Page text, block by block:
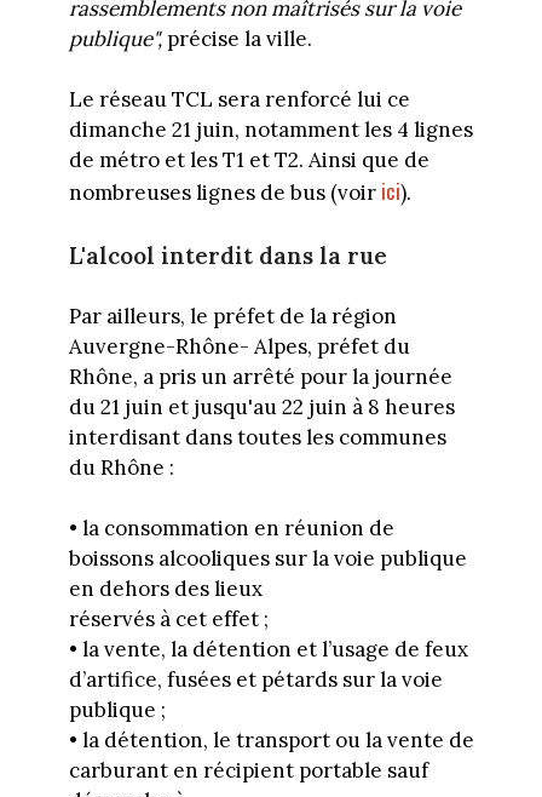
rassemblements non maîtrisés sur la voie
publique",précise la ville.
Le réseau TCL sera renforcé lui ce
dimanche 21 juin, notamment les 4 lignes
de métro et les T1 et T2. Ainsi que de
nombreuses lignes de bus (voir ici).
L'alcool interdit dans la rue
Par ailleurs, le préfet de la région
Auvergne-Rhône- Alpes, préfet du
Rhône, a pris un arrêté pour la journée
du 21 juin et jusqu'au 22 juin à 8 heures
interdisant dans toutes les communes
du Rhône :
• la consommation en réunion de
boissons alcooliques sur la voie publique
en dehors des lieux
réservés à cet effet ;
• la vente, la détention et l’usage de feux
d’artifice, fusées et pétards sur la voie
publique ;
• la détention, le transport ou la vente de
carburant en récipient portable sauf